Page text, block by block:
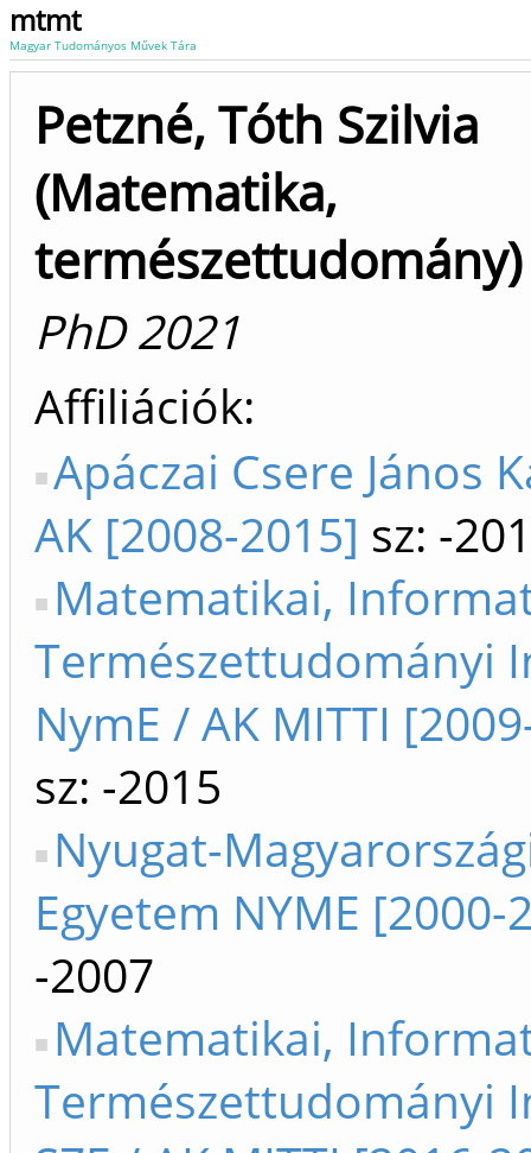
mtmt
Magyar Tudományos Művek Tára
Petzné, Tóth Szilvia
(Matematika,
természettudomány)
PhD 2021
Affiliációk
Apáczai Csere János
AK [2008-2015] sz: -
Matematikai,
Természettudományi
NymE / AK MITTI
sz: -2015
Nyugat-
Egyetem NYME [2000-
-2007
Matematikai,
Természettudományi